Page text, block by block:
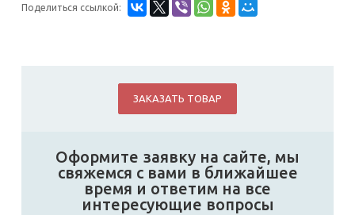
Поделиться ссылкой:
ЗАКАЗАТЬ ТОВАР
Оформите заявку на сайте, мы
свяжемся с вами в ближайшее
время и ответим на все
интересующие вопросы